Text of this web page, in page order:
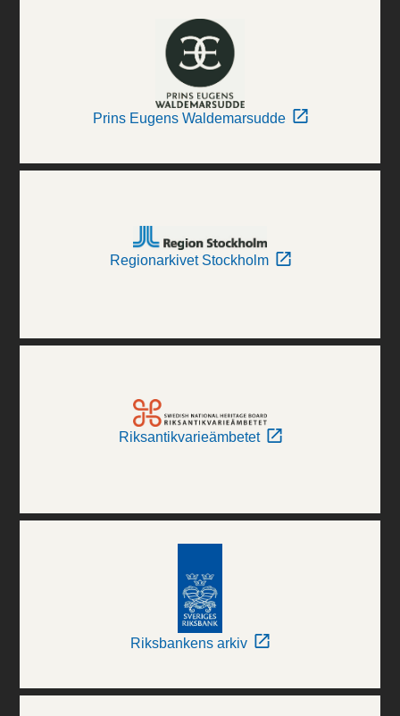
Prins Eugens Waldemarsudde
Regionarkivet Stockholm
Riksantikvarieämbetet
Riksbankens arkiv